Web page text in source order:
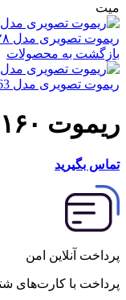
میت
ریموت تصویری مدل ۴۳۲۸
بازگشت به محصولات
ریموت تصویری مدل 5163 رنجر
ریموت ۵۱۶۰ استیل‌ میت
تماس بگیرید
پرداخت آنلاین امن
پرداخت با کارت‌های